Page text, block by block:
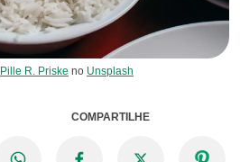
Pille R. Priske no Unsplash
COMPARTILHE